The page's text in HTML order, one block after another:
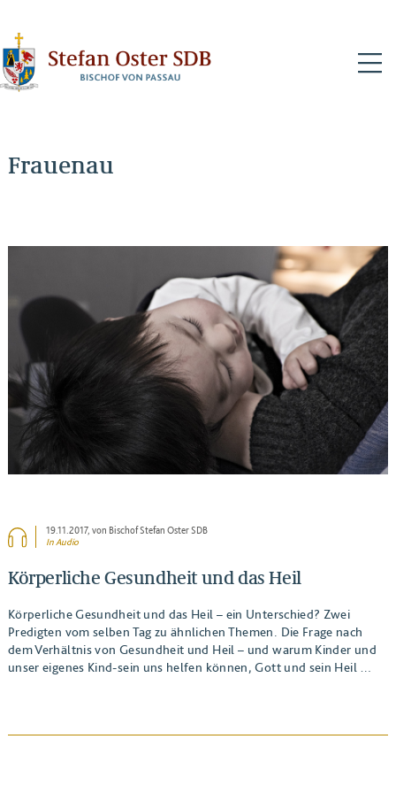
Frauenau
19.11.2017, von Bischof Stefan Oster SDB
In Audio
Körperliche Gesundheit und das Heil
Körperliche Gesundheit und das Heil – ein Unterschied? Zwei
Predigten vom selben Tag zu ähnlichen Themen. Die Frage nach
dem Verhältnis von Gesundheit und Heil – und warum Kinder und
unser eigenes Kind-sein uns helfen können, Gott und sein Heil …